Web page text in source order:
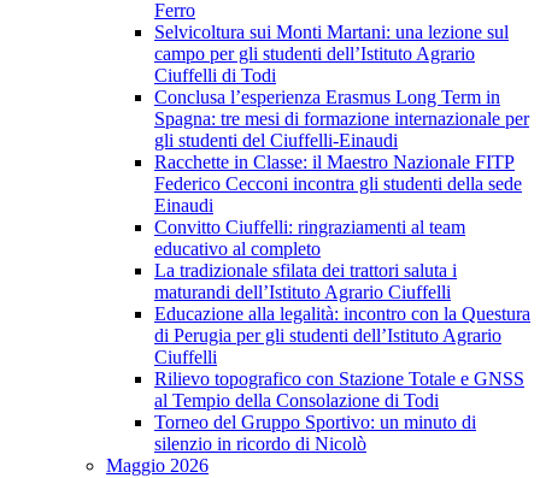
Ferro
Selvicoltura sui Monti Martani: una lezione sul
campo per gli studenti dell’Istituto Agrario
Ciuffelli di Todi
Conclusa l’esperienza Erasmus Long Term in
Spagna: tre mesi di formazione internazionale per
gli studenti del Ciuffelli-Einaudi
Racchette in Classe: il Maestro Nazionale FITP
Federico Cecconi incontra gli studenti della sede
Einaudi
Convitto Ciuffelli: ringraziamenti al team
educativo al completo
La tradizionale sfilata dei trattori saluta i
maturandi dell’Istituto Agrario Ciuffelli
Educazione alla legalità: incontro con la Questura
di Perugia per gli studenti dell’Istituto Agrario
Ciuffelli
Rilievo topografico con Stazione Totale e GNSS
al Tempio della Consolazione di Todi
Torneo del Gruppo Sportivo: un minuto di
silenzio in ricordo di Nicolò
Maggio 2026